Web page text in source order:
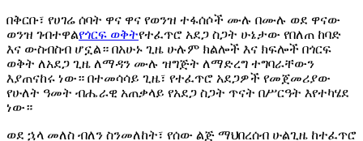
በቅርቡ፣ የሀገሬ ሰባት ዋና ዋና የወንዝ ተፋሰሶች ሙሉ በሙሉ ወደ ዋናው
ወንዝ ገብተዋልየጎርፍ ወቅትየተፈጥሮ አደጋ ስጋት ሁኔታው ​​የበለጠ ከባድ
እና ውስብስብ ሆኗል። በአሁኑ ጊዜ ሁሉም ክልሎች እና ክፍሎች በጎርፍ
ወቅት ለአደጋ ጊዜ ለማዳን ሙሉ ዝግጅት ለማድረግ ተግባራቸውን
እያጠናከሩ ነው። በተመሳሳይ ጊዜ፣ የተፈጥሮ አደጋዎች የመጀመሪያው
የሁለት ዓመት ብሔራዊ አጠቃላይ የአደጋ ስጋት ጥናት በሥርዓት እየተካሄደ
ነው።
ወደ ኋላ መለስ ብለን ስንመለከት፣ የሰው ልጅ ማህበረሰብ ሁልጊዜ ከተፈጥሮ